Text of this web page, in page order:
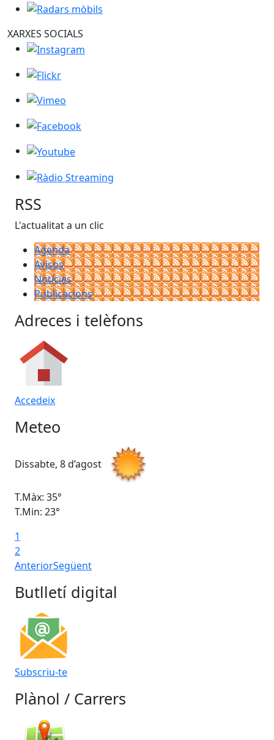
Radars mòbils
XARXES SOCIALS
Instagram
Flickr
Vimeo
Facebook
Youtube
Ràdio Streaming
RSS
L'actualitat a un clic
Agenda
Avisos
Notícies
Publicacions
Adreces i telèfons
Accedeix
Meteo
Dissabte, 8 d’agost
T.Màx: 35°
T.Min: 23°
1
2
AnteriorSegüent
Butlletí digital
Subscriu-te
Plànol / Carrers